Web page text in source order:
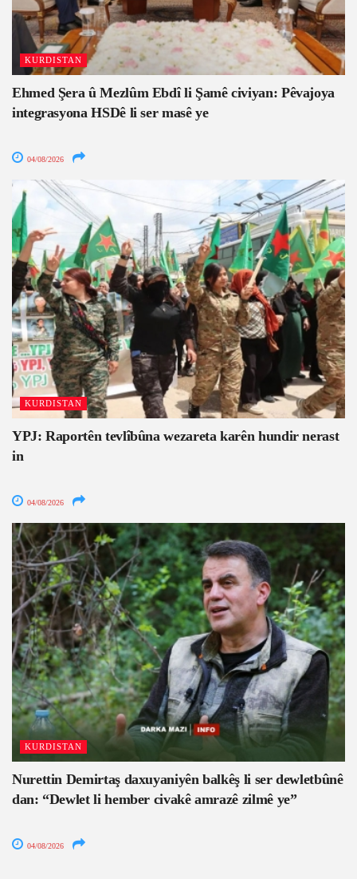
KURDISTAN
Ehmed Şera û Mezlûm Ebdî li Şamê civiyan: Pêvajoya
integrasyona HSDê li ser masê ye
04/08/2026
KURDISTAN
YPJ: Raportên tevlîbûna wezareta karên hundir nerast
in
04/08/2026
KURDISTAN
Nurettin Demirtaş daxuyaniyên balkêş li ser dewletbûnê
dan: “Dewlet li hember civakê amrazê zilmê ye”
04/08/2026